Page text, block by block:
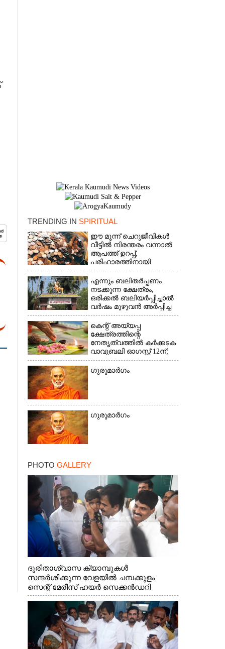
TRENDING IN SPIRITUAL
ഈ മൂന്ന് ചെറുജീവികൾ
വീട്ടിൽ നിരന്തരം വന്നാൽ
ആപത്ത് ഉറപ്പ്,​
പരിഹാരത്തിനായി
ചെയ്യേണ്ടത്
എന്നും ബലിതർപ്പണം
നടക്കുന്ന ക്ഷേത്രം,​
ഒരിക്കൽ ബലിയർപ്പിച്ചാൽ
വർഷം മുഴുവൻ അർപ്പിച്ച
പുണ്യം
കെന്റ് അയ്യപ്പ
ക്ഷേത്രത്തിന്റെ
നേതൃത്വത്തിൽ കർക്കടക
വാവുബലി ഓഗസ്റ്റ് 12ന്;
ഒരുക്കങ്ങൾ പൂർത്തിയായി
ഗുരുമാർഗം
ഗുരുമാർഗം
PHOTO GALLERY
ദുരിതാശ്വാസ ക്യാമ്പുകൾ
സന്ദർശിക്കുന്ന വേളയിൽ ചമ്പക്കുളം
സെന്റ് മേരീസ് ഹയർ സെക്കൻഡറി
സ്കൂളിലെ ക്യാമ്പിലെത്തിയ എ.ഐ.സി.സി
ജനറൽ സെക്രട്ടറി കെ.സി
വേണുഗോപാൽ എം.പി കുരുന്നിനെ
എടുത്ത് ലാളിച്ചപ്പോൾ. സഹകരണ-
എക്സൈസ് വകുപ്പ് മന്ത്രി എം. ലിജു,
കൃഷിവകുപ്പ് മന്ത്രി ടി. സിദ്ദിഖ്, റെജി
×